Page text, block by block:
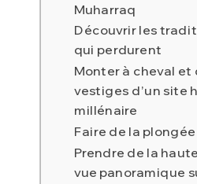
Muharraq
Découvrir les
qui perdurent
Monter à cheval et
vestiges d’un site
millénaire
Faire de la
Prendre de la
vue panoramique